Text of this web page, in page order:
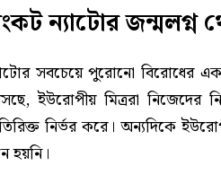
ন্যাটোর জন্মলগ্ন
সবচেয়ে পুরোনো বিরোধের
ইউরোপীয় মিত্ররা নিজেদের
নির্ভর করে। অন্যদিকে
হয়নি।